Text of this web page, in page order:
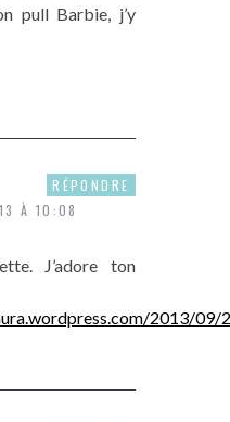
pull Barbie, j’y
À 10:08
J’adore ton
2013/09/
RÉPONDRE